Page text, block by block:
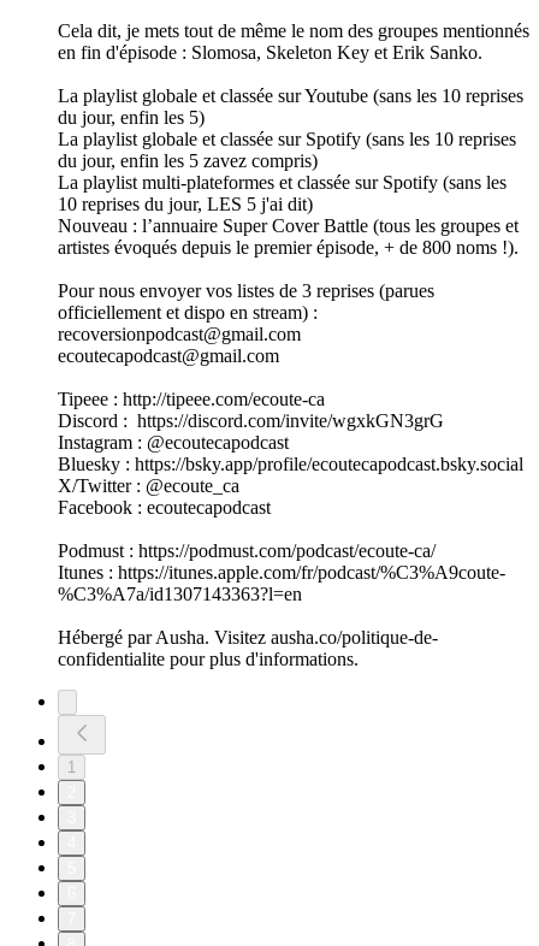
Cela dit, je mets tout de même le nom des groupes mentionnés
en fin d'épisode : Slomosa, Skeleton Key et Erik Sanko.
La playlist globale et classée sur Youtube (sans les 10 reprises
du jour, enfin les 5)
La playlist globale et classée sur Spotify (sans les 10 reprises
du jour, enfin les 5 zavez compris)
La playlist multi-plateformes et classée sur Spotify (sans les
10 reprises du jour, LES 5 j'ai dit)
Nouveau : l’annuaire Super Cover Battle (tous les groupes et
artistes évoqués depuis le premier épisode, + de 800 noms !).
Pour nous envoyer vos listes de 3 reprises (parues
officiellement et dispo en stream) :
recoversionpodcast@gmail.com
ecoutecapodcast@gmail.com
Tipeee : http://tipeee.com/ecoute-ca
Discord : https://discord.com/invite/wgxkGN3grG
Instagram : @ecoutecapodcast
Bluesky : https://bsky.app/profile/ecoutecapodcast.bsky.social
X/Twitter : @ecoute_ca
Facebook : ecoutecapodcast
Podmust : https://podmust.com/podcast/ecoute-ca/
Itunes : https://itunes.apple.com/fr/podcast/%C3%A9coute-
%C3%A7a/id1307143363?l=en
Hébergé par Ausha. Visitez ausha.co/politique-de-
confidentialite pour plus d'informations.
1